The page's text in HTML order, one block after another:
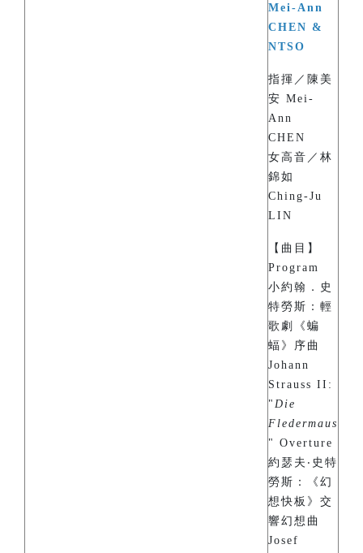
Mei-Ann
CHEN &
NTSO
指揮／陳美
安 Mei-
Ann
CHEN
女高音／林
錦如
Ching-Ju
LIN
【曲目】
Program
小約翰．史
特勞斯：輕
歌劇《蝙
蝠》序曲
Johann
Strauss II:
" Die
Fledermaus
" Overture
約瑟夫‧史特
勞斯：《幻
想快板》交
響幻想曲
Josef